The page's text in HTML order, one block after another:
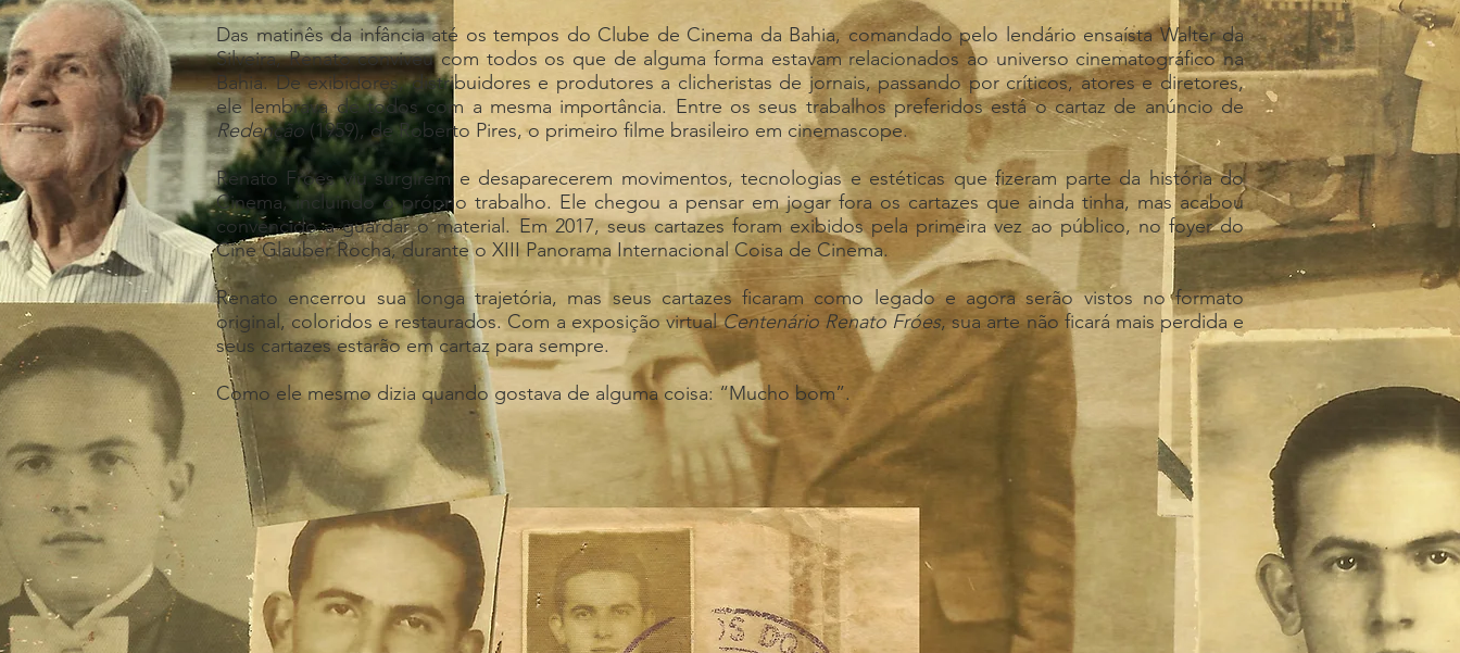
Das matinês da infância até os tempos do Clube de Cinema da Bahia, comandado pelo lendário ensaísta Walter da
Silveira, Renato conviveu com todos os que de alguma forma estavam relacionados ao universo cinematográfico na
Bahia. De exibidores, distribuidores e produtores a clicheristas de jornais, passando por críticos, atores e diretores,
ele lembrava de todos com a mesma importância. Entre os seus trabalhos preferidos está o cartaz de anúncio de
Redenção(1959), de Roberto Pires, o primeiro filme brasileiro em cinemascope.
Renato Fróes viu surgirem e desaparecerem movimentos, tecnologias e estéticas que fizeram parte da história do
Cinema, incluindo o próprio trabalho. Ele chegou a pensar em jogar fora os cartazes que ainda tinha, mas acabou
convencido a guardar o material. Em 2017, seus cartazes foram exibidos pela primeira vez ao público, no foyer do
Cine Glauber Rocha, durante o XIII Panorama Internacional Coisa de Cinema.
Renato encerrou sua longa trajetória, mas seus cartazes ficaram como legado e agora serão vistos no formato
original, coloridos e restaurados. Com a exposição virtualCentenário Renato Fróes, sua arte não ficará mais perdida e
seus cartazes estarão em cartaz para sempre.
Como ele mesmo dizia quando gostava de alguma coisa: “Mucho bom”.